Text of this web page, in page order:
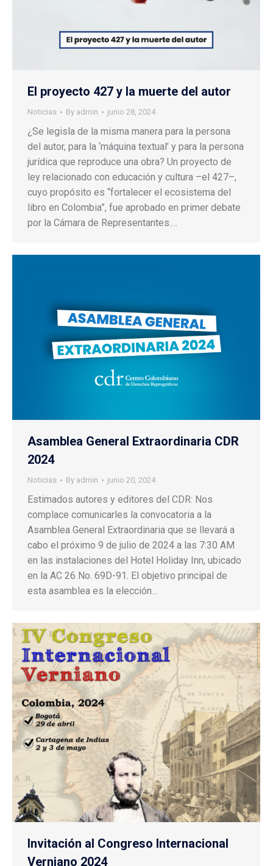
El proyecto 427 y la muerte del autor
Noticias By admin junio 28, 2024
¿Se legisla de la misma manera para la persona
del autor, para la ‘máquina textual’ y para la persona
jurídica que reproduce una obra? Un proyecto de
ley relacionado con educación y cultura –el 427–,
cuyo propósito es “fortalecer el ecosistema del
libro en Colombia”, fue aprobado en primer debate
por la Cámara de Representantes.…
Asamblea General Extraordinaria CDR
2024
Noticias By admin junio 20, 2024
Estimados autores y editores del CDR: Nos
complace comunicarles la convocatoria a la
Asamblea General Extraordinaria que se llevará a
cabo el próximo 9 de julio de 2024 a las 7:30 AM
en las instalaciones del Hotel Holiday Inn, ubicado
en la AC 26 No. 69D-91. El objetivo principal de
esta asamblea es la elección…
Invitación al Congreso Internacional
Verniano 2024